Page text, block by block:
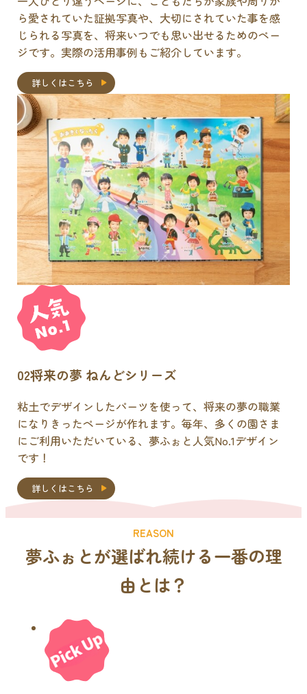
ら愛されていた証拠写真や、大切にされていた事を感
じられる写真を、将来いつでも思い出せるためのペー
ジです。実際の活用事例もご紹介しています。
詳しくはこちら
02将来の夢 ねんどシリーズ
粘土でデザインしたパーツを使って、将来の夢の職業
になりきったページが作れます。毎年、多くの園さま
にご利用いただいている、夢ふぉと人気No.1デザイン
です！
詳しくはこちら
REASON
夢ふぉとが選ばれ続ける一番の理
由 とは？